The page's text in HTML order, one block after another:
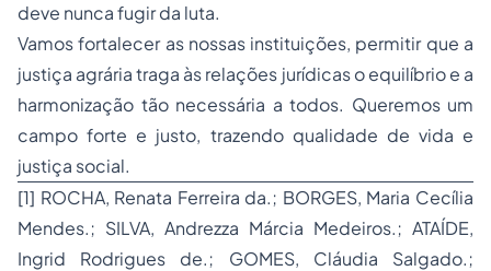
deve nunca fugir da luta.
Vamos fortalecer as nossas instituições, permitir que a
justiça agrária traga às relações jurídicas o equilíbrio e a
harmonização tão necessária a todos. Queremos um
campo forte e justo, trazendo qualidade de vida e
justiça social.
[1] ROCHA, Renata Ferreira da.; BORGES, Maria Cecília
Mendes.; SILVA, Andrezza Márcia Medeiros.; ATAÍDE,
Ingrid Rodrigues de.; GOMES, Cláudia Salgado.;